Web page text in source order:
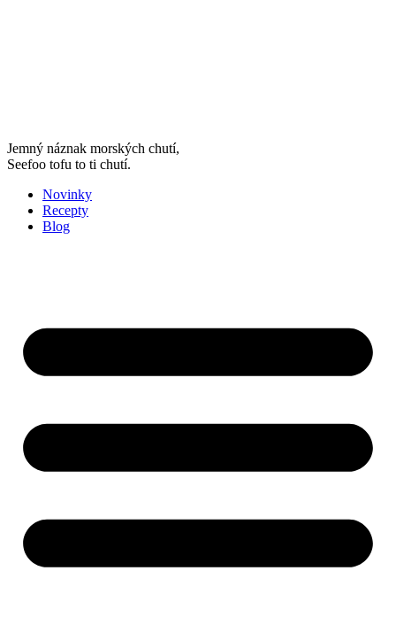
Jemný náznak morských chutí,
Seefoo tofu to ti chutí.
Novinky
Recepty
Blog